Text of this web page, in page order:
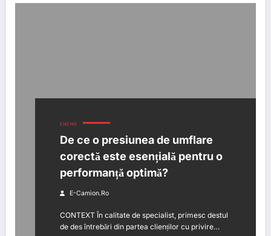
ENEWS
De ce o presiunea de umflare
corectă este esențială pentru o
performanță optimă?
E-Camion.ro
CONTEXT În calitate de specialist, primesc destul
de des întrebări din partea clienților cu privire…